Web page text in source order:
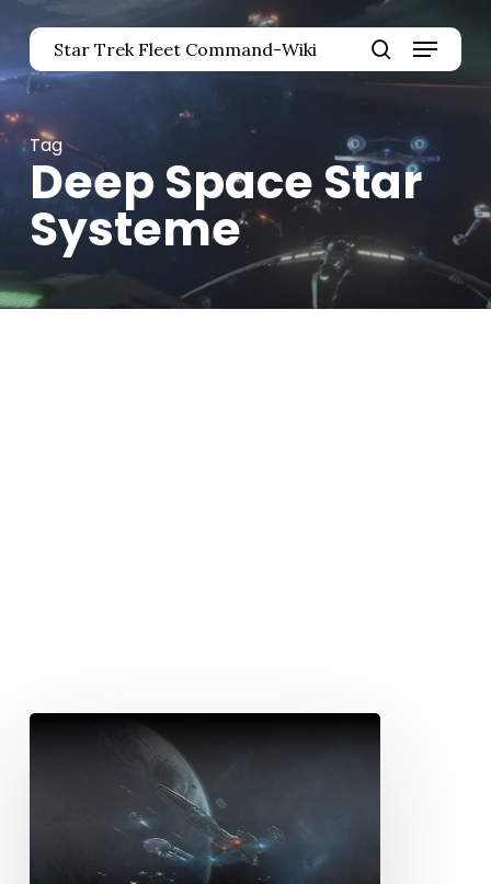
Hauptinhalt
springen
Star Trek Fleet Command-Wiki
Suche
Menü
Tag
Deep Space Star
Systeme
Menü